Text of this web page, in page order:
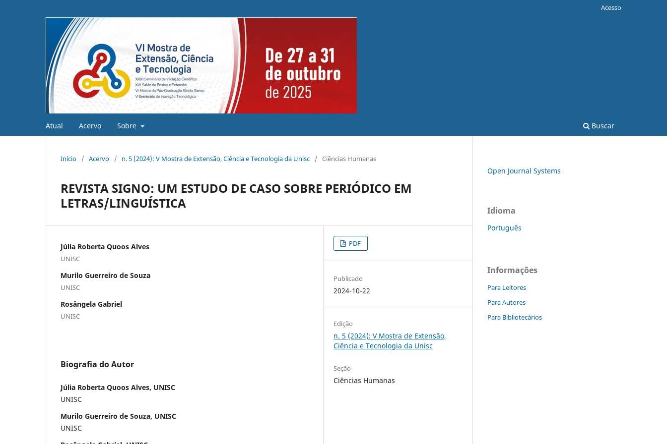
Atual Acervo Sobre Buscar
Acesso
Início / Acervo / n. 5 (2024): V Mostra de Extensão, Ciência e Tecnologia da Unisc / Ciências Humanas
REVISTA SIGNO: UM ESTUDO DE CASO SOBRE PERIÓDICO EM
LETRAS/LINGUÍSTICA
Júlia Roberta Quoos Alves
UNISC
Murilo Guerreiro de Souza
UNISC
Rosângela Gabriel
UNISC
Biografia do Autor
Júlia Roberta Quoos Alves, UNISC
UNISC
Murilo Guerreiro de Souza, UNISC
UNISC
PDF
Publicado
2024-10-22
Edição
n. 5 (2024): V Mostra de Extensão,
Ciência e Tecnologia da Unisc
Seção
Ciências Humanas
Open Journal Systems
Idioma
Português
Informações
Para Leitores
Para Autores
Para Bibliotecários